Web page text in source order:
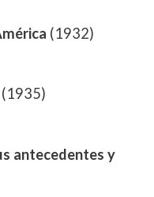
(1932)
antecedentes y